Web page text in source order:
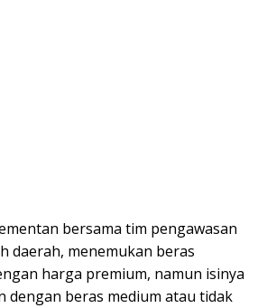
bersama tim pengawasan
daerah, menemukan beras
harga premium, namun isinya
dengan beras medium atau tidak